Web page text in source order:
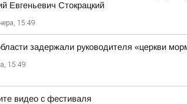
Евгеньевич Стокрацкий
15:49
задержали руководителя «церкви
15:49
видео с фестиваля